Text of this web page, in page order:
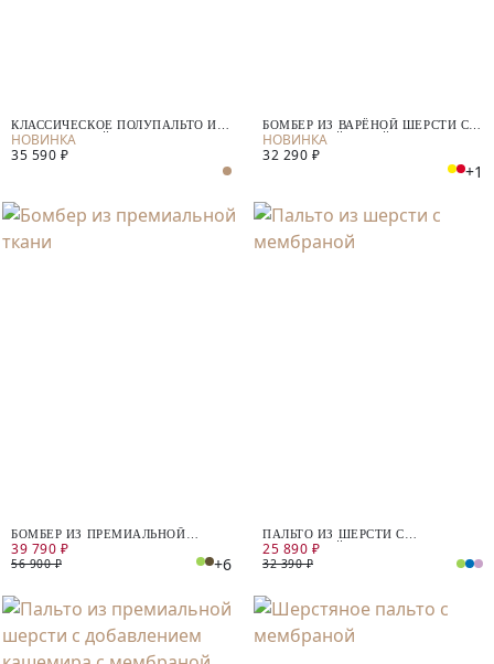
КЛАССИЧЕСКОЕ ПОЛУПАЛЬТО ИЗ
ПРЕМИАЛЬНОЙ ШЕРСТИ С
МЕМБРАНОЙ
35 590 ₽
БОМБЕР ИЗ ВАРЁНОЙ ШЕРСТИ С
МЕМБРАНОЙ И ПАЙЕТКАМИ
32 290 ₽
+1
БОМБЕР ИЗ ПРЕМИАЛЬНОЙ
ТКАНИ
39 790 ₽
56 900 ₽ +6
ПАЛЬТО ИЗ ШЕРСТИ С
МЕМБРАНОЙ
25 890 ₽
32 390 ₽